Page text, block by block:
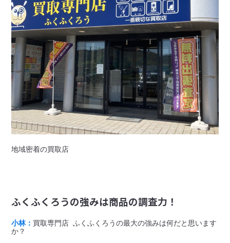
地域密着の買取店
ふくふくろうの強みは商品の調査力！
小林： 買取専門店 ふくふくろうの最大の強みは何だと思います
か？